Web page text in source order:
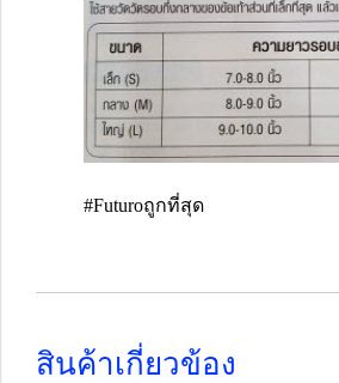
#Futuroถูกที่สุด
สินค้าเกี่ยวข้อง